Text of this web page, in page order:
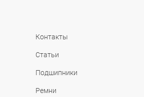
Контакты
Статьи
Подшипники
Ремни